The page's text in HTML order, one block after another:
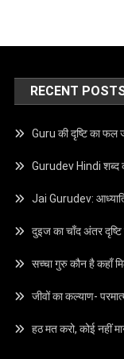
RECENT
Guru की दृष्टि का फल
Gurudev Hindi शब्द
Jai Gurudev:
दुइज का चाँद अंतर
सच्चा गुरु कौन है कहाँ
जीवों का कल्याण-
हठ मत करो, कोई नहीं